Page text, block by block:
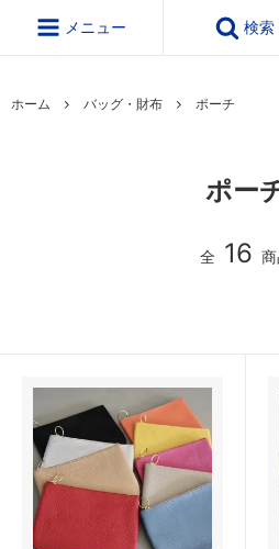
メニュー 検索
ホーム バッグ・財布 ポーチ
ポー
全 16